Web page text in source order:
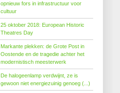
opnieuw fors in infrastructuur voor
cultuur
25 oktober 2018: European Historic
Theatres Day
Markante plekken: de Grote Post in
Oostende en de tragedie achter het
modernistisch meesterwerk
De halogeenlamp verdwijnt, ze is
gewoon niet energiezuinig genoeg (...)